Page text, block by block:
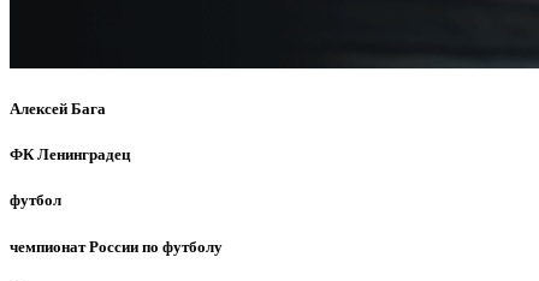
Алексей Бага
ФК Ленинградец
футбол
чемпионат России по футболу